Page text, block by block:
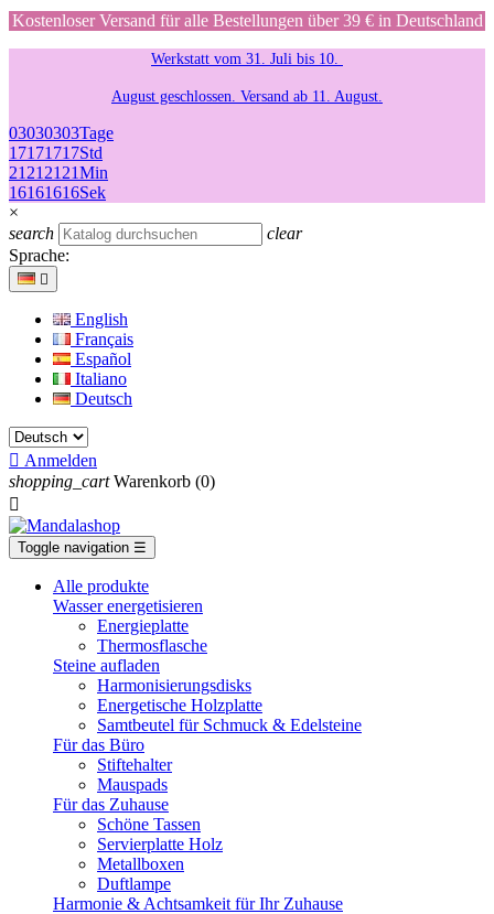
Kostenloser Versand für alle Bestellungen über 39 € in Deutschland
Werkstatt vom 31. Juli bis 10.
August geschlossen. Versand ab 11. August.
03030303Tage
17171717Std
21 21 21 21Min
16161616Sek
×
search
clear
Sprache:

English
Français
Español
Italiano
Deutsch
 Anmelden
shopping_cart Warenkorb (0)

Toggle navigation ☰
Alle produkte
Wasser energetisieren
Energieplatte​
Thermosflasche
Steine aufladen
Harmonisierungsdisks
Energetische Holzplatte
Samtbeutel für Schmuck & Edelsteine
Für das Büro
Stiftehalter
Mauspads
Für das Zuhause
Schöne Tassen
Servierplatte Holz
Metallboxen
Duftlampe
Harmonie & Achtsamkeit für Ihr Zuhause